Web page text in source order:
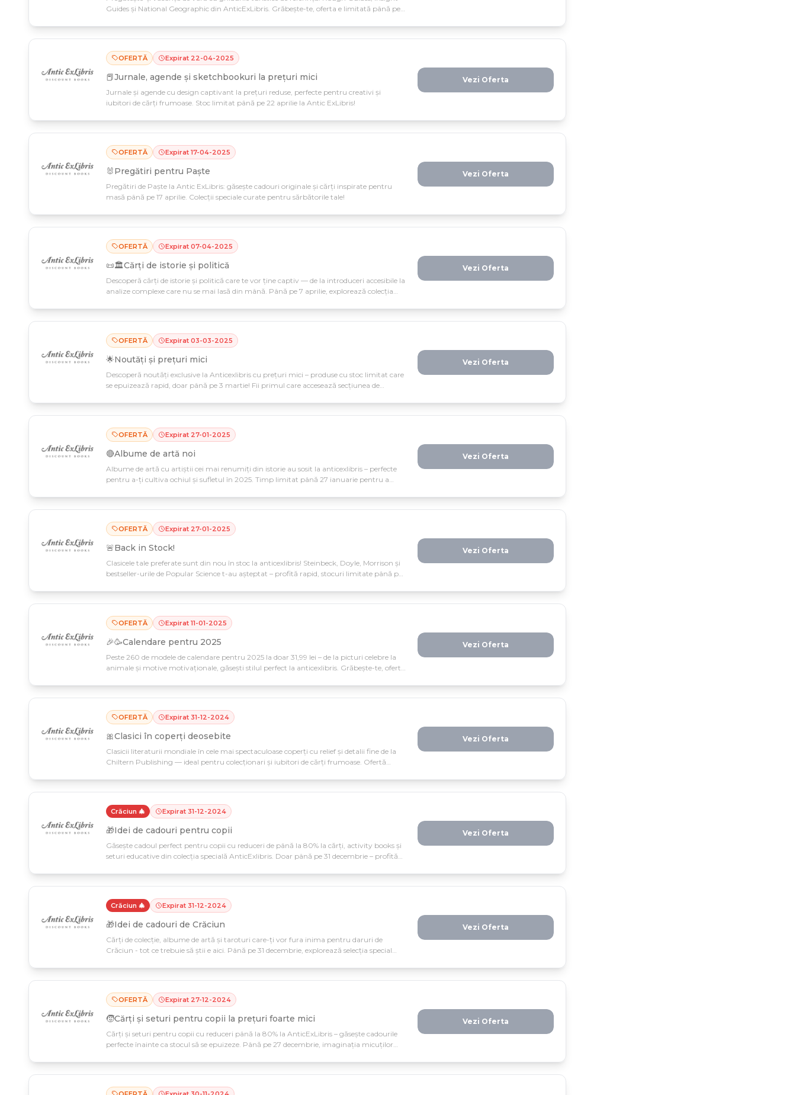
Guides și National Geographic din AnticExLibris. Grăbește-te, oferta e limitată până pe
OFERTĂ Expirat 22-04-2025
📕Jurnale, agende și sketchbookuri la prețuri mici
Jurnale și agende cu design captivant la prețuri reduse, perfecte pentru creativi și
iubitori de cărți frumoase. Stoc limitat până pe 22 aprilie la Antic ExLibris!
Vezi Oferta
OFERTĂ Expirat 17-04-2025
🐰Pregătiri pentru Paște
Pregătiri de Paște la Antic ExLibris: găsește cadouri originale și cărți inspirate pentru
masă până pe 17 aprilie. Colecții speciale curate pentru sărbătorile tale!
Vezi Oferta
OFERTĂ Expirat 07-04-2025
📜🏛️Cărți de istorie și politică
Descoperă cărți de istorie și politică care te vor ține captiv — de la introduceri accesibile la
analize complexe care nu se mai lasă din mână. Până pe 7 aprilie, explorează colecția
Vezi Oferta
OFERTĂ Expirat 03-03-2025
🌟Noutăți și prețuri mici
Descoperă noutăți exclusive la Anticexlibris cu prețuri mici – produse cu stoc limitat care
se epuizează rapid, doar până pe 3 martie! Fii primul care accesează secțiunea de
Vezi Oferta
OFERTĂ Expirat 27-01-2025
🔴Albume de artă noi
Albume de artă cu artiștii cei mai renumiți din istorie au sosit la anticexlibris – perfecte
pentru a-ți cultiva ochiul și sufletul în 2025. Timp limitat până 27 ianuarie pentru a
Vezi Oferta
OFERTĂ Expirat 27-01-2025
🚨Back in Stock!
Clasicele tale preferate sunt din nou în stoc la anticexlibris! Steinbeck, Doyle, Morrison și
bestseller-urile de Popular Science t-au așteptat – profită rapid, stocuri limitate până pe
Vezi Oferta
OFERTĂ Expirat 11-01-2025
🎉🥳Calendare pentru 2025
Peste 260 de modele de calendare pentru 2025 la doar 31,99 lei – de la picturi celebre la
animale și motive motivaționale, găsești stilul perfect la anticexlibris. Grăbește-te, oferta
Vezi Oferta
OFERTĂ Expirat 31-12-2024
🎀Clasici în coperți deosebite
Clasicii literaturii mondiale în cele mai spectaculoase coperți cu relief și detalii fine de la
Chiltern Publishing — ideal pentru colecționari și iubitori de cărți frumoase. Ofertă
Vezi Oferta
Crăciun 🎄 Expirat 31-12-2024
🎁Idei de cadouri pentru copii
Găsește cadoul perfect pentru copii cu reduceri de până la 80% la cărți, activity books și
seturi educative din colecția specială AnticExlibris. Doar până pe 31 decembrie – profită
Vezi Oferta
Crăciun 🎄 Expirat 31-12-2024
🎁Idei de cadouri de Crăciun
Cărți de colecție, albume de artă și taroturi care-ți vor fura inima pentru daruri de
Crăciun - tot ce trebuie să știi e aici. Până pe 31 decembrie, explorează selecția special
Vezi Oferta
OFERTĂ Expirat 27-12-2024
🧒Cărți și seturi pentru copii la prețuri foarte mici
Cărți și seturi pentru copii cu reduceri până la 80% la AnticExLibris – găsește cadourile
perfecte înainte ca stocul să se epuizeze. Până pe 27 decembrie, imaginația micuților
Vezi Oferta